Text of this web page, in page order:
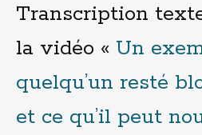
Transcription
la vidéo « Un
quelqu’un resté
et ce qu’il peut